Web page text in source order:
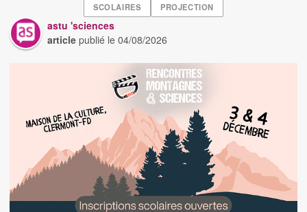
SCOLAIRES PROJECTION
astu 'sciences
article publié le04/08/2026